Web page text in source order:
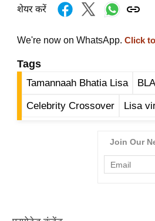
शेयर करें
We're now on WhatsApp. Click
Tags
Tamannaah Bhatia Lisa
Celebrity Crossover Lisa